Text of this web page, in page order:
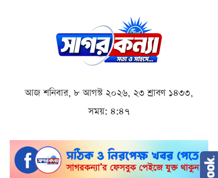
আজ শনিবার, ৮ আগস্ট ২০২৬, ২৩ শ্রাবণ ১৪৩৩,
সময়: ৪:৪৭